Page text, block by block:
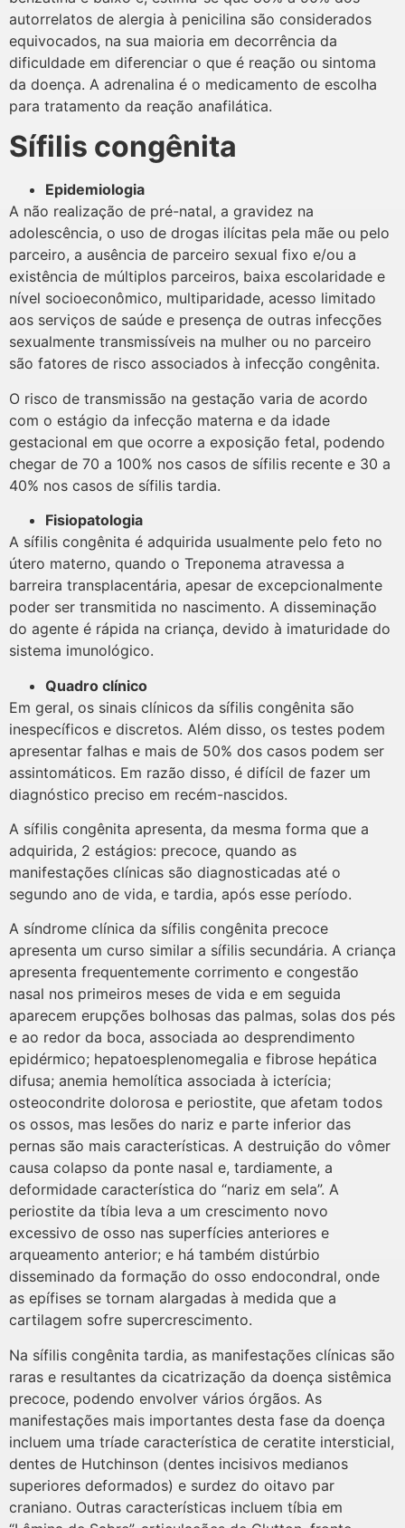
autorrelatos de alergia à penicilina são considerados
equivocados, na sua maioria em decorrência da
dificuldade em diferenciar o que é reação ou sintoma
da doença. A adrenalina é o medicamento de escolha
para tratamento da reação anafilática.
Sífilis congênita
Epidemiologia
A não realização de pré-natal, a gravidez na
adolescência, o uso de drogas ilícitas pela mãe ou pelo
parceiro, a ausência de parceiro sexual fixo e/ou a
existência de múltiplos parceiros, baixa escolaridade e
nível socioeconômico, multiparidade, acesso limitado
aos serviços de saúde e presença de outras infecções
sexualmente transmissíveis na mulher ou no parceiro
são fatores de risco associados à infecção congênita.
O risco de transmissão na gestação varia de acordo
com o estágio da infecção materna e da idade
gestacional em que ocorre a exposição fetal, podendo
chegar de 70 a 100% nos casos de sífilis recente e 30 a
40% nos casos de sífilis tardia.
Fisiopatologia
A sífilis congênita é adquirida usualmente pelo feto no
útero materno, quando o Treponema atravessa a
barreira transplacentária, apesar de excepcionalmente
poder ser transmitida no nascimento. A disseminação
do agente é rápida na criança, devido à imaturidade do
sistema imunológico.
Quadro clínico
Em geral, os sinais clínicos da sífilis congênita são
inespecíficos e discretos. Além disso, os testes podem
apresentar falhas e mais de 50% dos casos podem ser
assintomáticos. Em razão disso, é difícil de fazer um
diagnóstico preciso em recém-nascidos.
A sífilis congênita apresenta, da mesma forma que a
adquirida, 2 estágios: precoce, quando as
manifestações clínicas são diagnosticadas até o
segundo ano de vida, e tardia, após esse período.
A síndrome clínica da sífilis congênita precoce
apresenta um curso similar a sífilis secundária. A criança
apresenta frequentemente corrimento e congestão
nasal nos primeiros meses de vida e em seguida
aparecem erupções bolhosas das palmas, solas dos pés
e ao redor da boca, associada ao desprendimento
epidérmico; hepatoesplenomegalia e fibrose hepática
difusa; anemia hemolítica associada à icterícia;
osteocondrite dolorosa e periostite, que afetam todos
os ossos, mas lesões do nariz e parte inferior das
pernas são mais características. A destruição do vômer
causa colapso da ponte nasal e, tardiamente, a
deformidade característica do “nariz em sela”. A
periostite da tíbia leva a um crescimento novo
excessivo de osso nas superfícies anteriores e
arqueamento anterior; e há também distúrbio
disseminado da formação do osso endocondral, onde
as epífises se tornam alargadas à medida que a
cartilagem sofre supercrescimento.
Na sífilis congênita tardia, as manifestações clínicas são
raras e resultantes da cicatrização da doença sistêmica
precoce, podendo envolver vários órgãos. As
manifestações mais importantes desta fase da doença
incluem uma tríade característica de ceratite intersticial,
dentes de Hutchinson (dentes incisivos medianos
superiores deformados) e surdez do oitavo par
craniano. Outras características incluem tíbia em